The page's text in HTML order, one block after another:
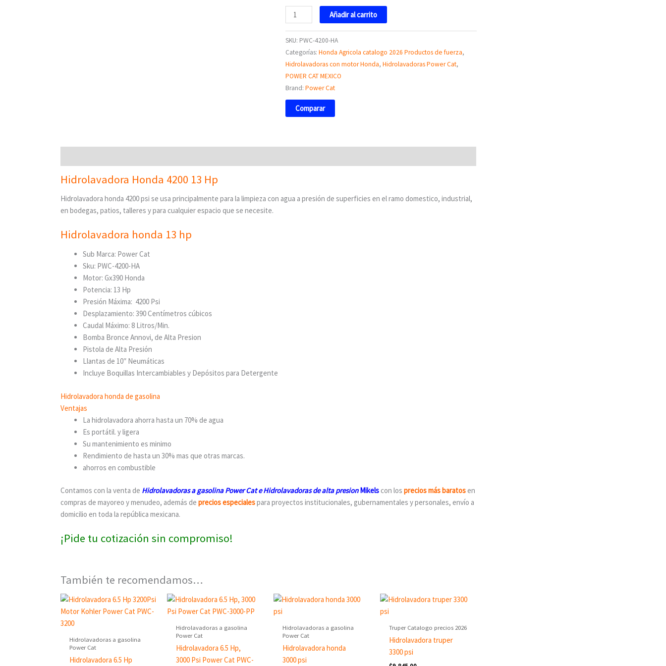
Añadir al carrito
SKU: PWC-4200-HA
Categorías: Honda Agricola catalogo 2026 Productos de fuerza,
Hidrolavadoras con motor Honda, Hidrolavadoras Power Cat,
POWER CAT MEXICO
Brand: Power Cat
Comparar
Hidrolavadora Honda 4200 13 Hp
Hidrolavadora honda 4200 psi se usa principalmente para la limpieza con agua a presión de superficies en el ramo domestico, industrial,
en bodegas, patios, talleres y para cualquier espacio que se necesite.
Hidrolavadora honda 13 hp
Sub Marca: Power Cat
Sku: PWC-4200-HA
Motor: Gx390 Honda
Potencia: 13 Hp
Presión Máxima: 4200 Psi
Desplazamiento: 390 Centímetros cúbicos
Caudal Máximo: 8 Litros/Min.
Bomba Bronce Annovi, de Alta Presion
Pistola de Alta Presión
Llantas de 10″ Neumáticas
Incluye Boquillas Intercambiables y Depósitos para Detergente
Hidrolavadora honda de gasolina
Ventajas
La hidrolavadora ahorra hasta un 70% de agua
Es portátil. y ligera
Su mantenimiento es minimo
Rendimiento de hasta un 30% mas que otras marcas.
ahorros en combustible
Contamos con la venta de Hidrolavadoras a gasolina Power Cat eHidrolavadoras de alta presionMikelscon los precios más baratos en
compras de mayoreo y menudeo, además deprecios especialespara proyectos institucionales, gubernamentales y personales, envío a
domicilio en toda la república mexicana.
¡Pide tu cotización sin compromiso!
También te recomendamos…
Hidrolavadoras a gasolina
Power Cat
Hidrolavadora 6.5 Hp
Hidrolavadoras a gasolina
Power Cat
Hidrolavadora 6.5 Hp,
3000 Psi Power Cat PWC-
Hidrolavadoras a gasolina
Power Cat
Hidrolavadora honda
3000 psi
Truper Catalogo precios 2026
Hidrolavadora truper
3300 psi